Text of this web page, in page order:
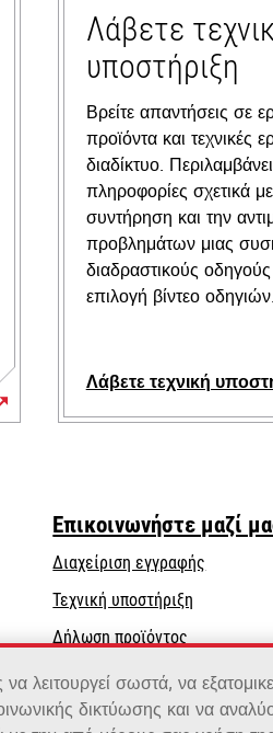
Λάβετε
υποστήριξη
Βρείτε απαντήσεις σε
προϊόντα και τεχνικές
διαδίκτυο.
πληροφορίες σχετικά
συντήρηση και την
προβλημάτων μιας
διαδραστικούς
επιλογή βίντεο οδηγιών.
Λάβετε τεχνική
opens
tab
Επικοινωνήστε μαζί
Διαχείριση εγγραφής
Τεχνική υποστήριξη
a
new
tab
Δήλωση προϊόντος
Βρείτε έναν αντιπρόσωπο
Κατάλογος χονδρεμπόρων
σωστά, να
δικτύωσης και να